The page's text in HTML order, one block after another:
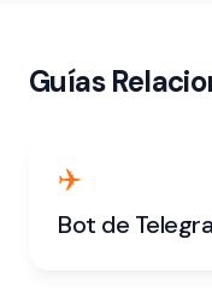
Guías
✈️
Bot de